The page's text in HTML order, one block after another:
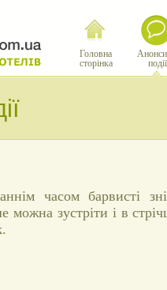
Головна
сторінка
події
часом барвисті
можна зустріти і в